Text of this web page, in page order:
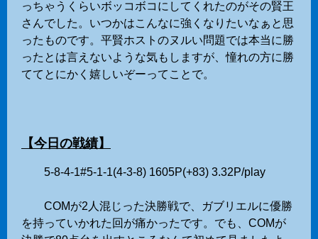
っちゃうくらいボッコボコにしてくれたのがその賢王
さんでした。いつかはこんなに強くなりたいなぁと思
ったものです。平賢ホストのヌルい問題では本当に勝
ったとは言えないような気もしますが、憧れの方に勝
ててとにかく嬉しいぞーってことで。
【今日の戦績】
5-8-4-1#5-1-1(4-3-8) 1605P(+83) 3.32P/play
COMが2人混じった決勝戦で、ガブリエルに優勝
を持っていかれた回が痛かったです。でも、COMが